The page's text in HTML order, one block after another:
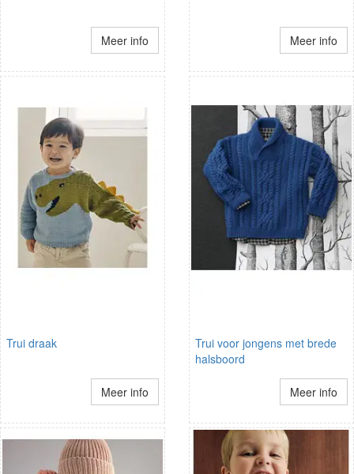
Meer info Meer info
Trui draak
Meer info
Trui voor jongens met brede
halsboord
Meer info